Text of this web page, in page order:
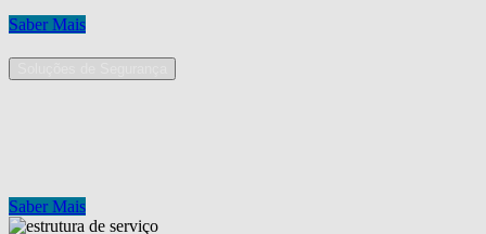
Saber Mais
Saber Mais